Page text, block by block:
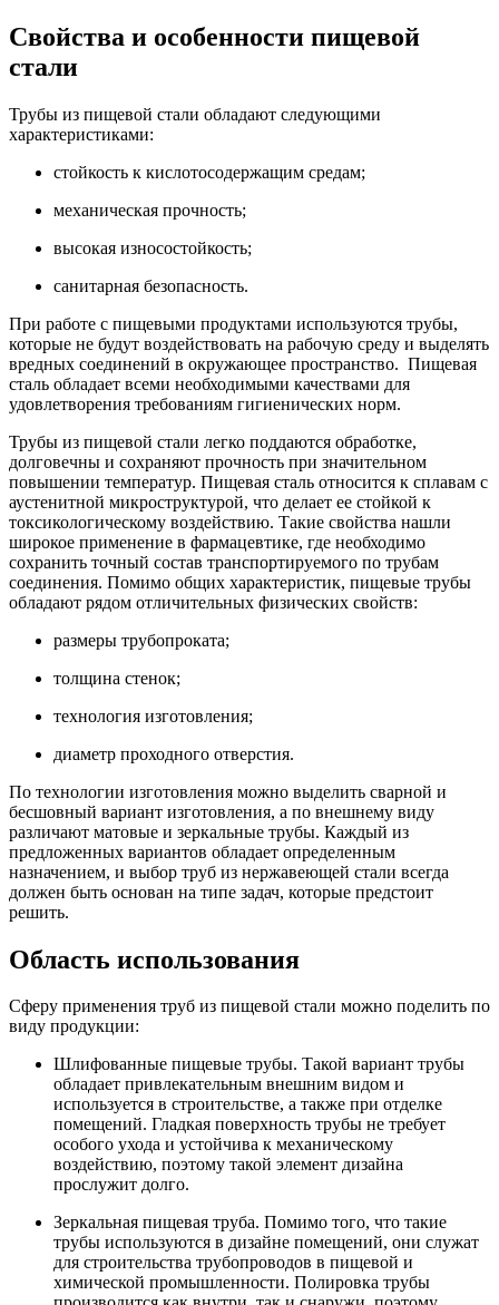
Свойства и особенности пищевой
стали
Трубы из пищевой стали обладают следующими
характеристиками:
стойкость к кислотосодержащим средам;
механическая прочность;
высокая износостойкость;
санитарная безопасность.
При работе с пищевыми продуктами используются трубы,
которые не будут воздействовать на рабочую среду и выделять
вредных соединений в окружающее пространство. Пищевая
сталь обладает всеми необходимыми качествами для
удовлетворения требованиям гигиенических норм.
Трубы из пищевой стали легко поддаются обработке,
долговечны и сохраняют прочность при значительном
повышении температур. Пищевая сталь относится к сплавам с
аустенитной микроструктурой, что делает ее стойкой к
токсикологическому воздействию. Такие свойства нашли
широкое применение в фармацевтике, где необходимо
сохранить точный состав транспортируемого по трубам
соединения. Помимо общих характеристик, пищевые трубы
обладают рядом отличительных физических свойств:
размеры трубопроката;
толщина стенок;
технология изготовления;
диаметр проходного отверстия.
По технологии изготовления можно выделить сварной и
бесшовный вариант изготовления, а по внешнему виду
различают матовые и зеркальные трубы. Каждый из
предложенных вариантов обладает определенным
назначением, и выбор труб из нержавеющей стали всегда
должен быть основан на типе задач, которые предстоит
решить.
Область использования
Сферу применения труб из пищевой стали можно поделить по
виду продукции:
Шлифованные пищевые трубы. Такой вариант трубы
обладает привлекательным внешним видом и
используется в строительстве, а также при отделке
помещений. Гладкая поверхность трубы не требует
особого ухода и устойчива к механическому
воздействию, поэтому такой элемент дизайна
прослужит долго.
Зеркальная пищевая труба. Помимо того, что такие
трубы используются в дизайне помещений, они служат
для строительства трубопроводов в пищевой и
химической промышленности. Полировка трубы